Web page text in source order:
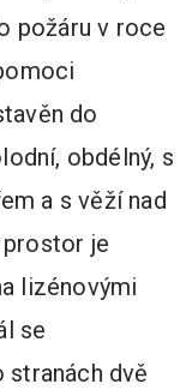
požáru v roce
do
obdélný, s
a s věží nad
je
lizénovými
se
stranách dvě